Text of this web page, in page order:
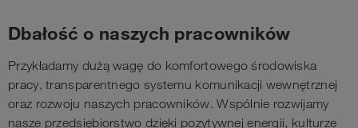
Dbałość o naszych pracowników
Przykładamy dużą wagę do komfortowego środowiska
pracy, transparentnego systemu komunikacji wewnętrznej
oraz rozwoju naszych pracowników. Wspólnie rozwijamy
nasze przedsiębiorstwo dzięki pozytywnej energii, kulturze